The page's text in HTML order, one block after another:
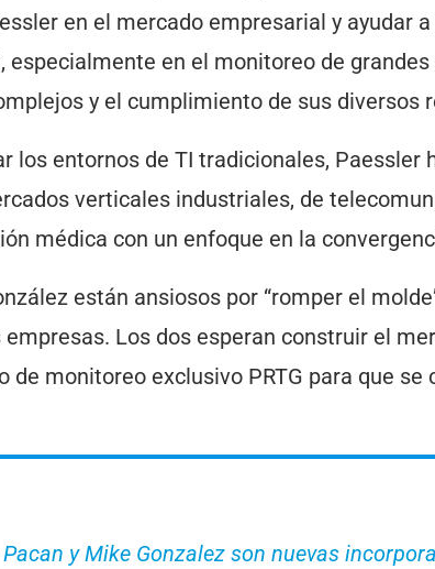
en el mercado empresarial y ayudar
especialmente en el monitoreo de
y el cumplimiento de sus diversos
los entornos de TI tradicionales,
verticales industriales, de
médica con un enfoque en la
están ansiosos por “romper el
Los dos esperan construir el
de monitoreo exclusivo PRTG para que
Pacan y Mike Gonzalez son nuevas